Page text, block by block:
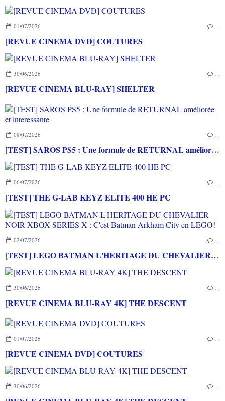
01/07/2026 …
[REVUE CINEMA DVD] COUTURES
30/06/2026 …
[REVUE CINEMA BLU-RAY] SHELTER
08/07/2026 …
[TEST] SAROS PS5 : Une formule de RETURNAL améliorée et interessante
06/07/2026 …
[TEST] THE G-LAB KEYZ ELITE 400 HE PC
02/07/2026 …
[TEST] LEGO BATMAN L'HERITAGE DU CHEVALIER NOIR XBOX SERIES X : C'est Batman Arkham City en LEGO!
30/06/2026 …
[REVUE CINEMA BLU-RAY 4K] THE DESCENT
01/07/2026 …
[REVUE CINEMA DVD] COUTURES
30/06/2026 …